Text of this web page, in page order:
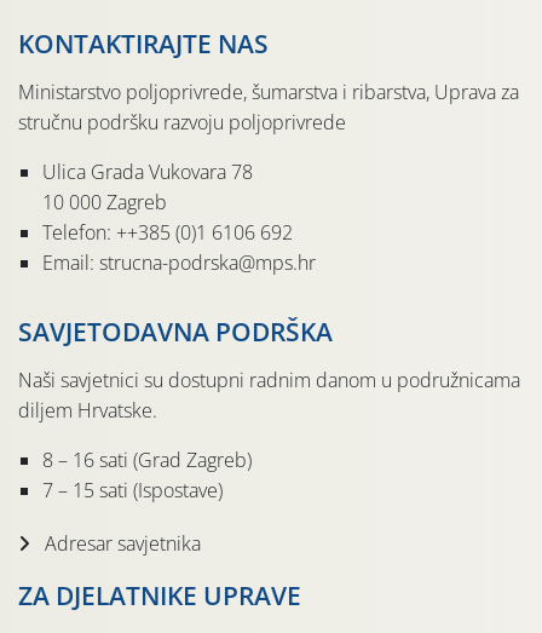
KONTAKTIRAJTE NAS
Ministarstvo poljoprivrede, šumarstva i ribarstva, Uprava za
stručnu podršku razvoju poljoprivrede
Ulica Grada Vukovara 78
10 000 Zagreb
Telefon: ++385 (0)1 6106 692
Email: strucna-podrska@mps.hr
SAVJETODAVNA PODRŠKA
Naši savjetnici su dostupni radnim danom u podružnicama
diljem Hrvatske.
8 – 16 sati (Grad Zagreb)
7 – 15 sati (Ispostave)
Adresar savjetnika
ZA DJELATNIKE UPRAVE